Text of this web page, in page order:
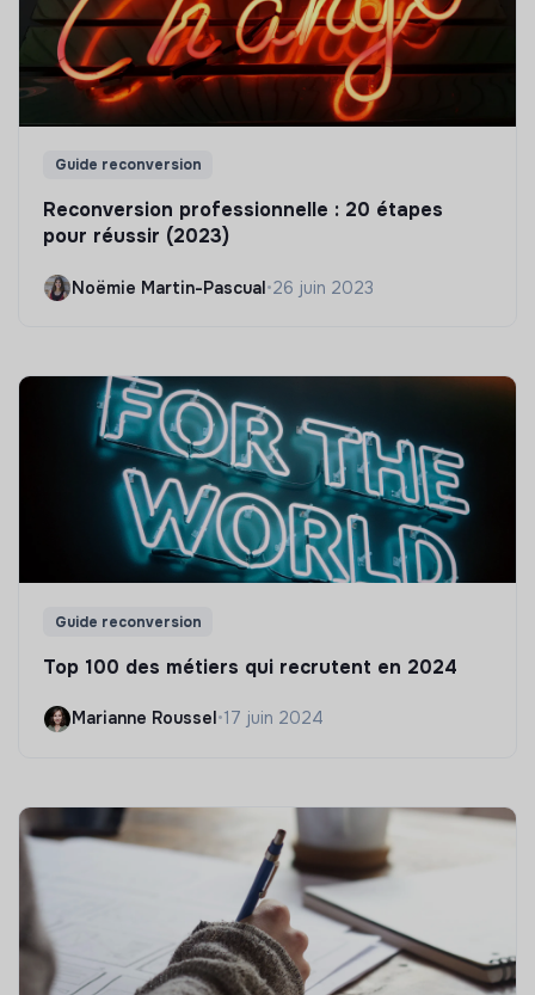
Guide reconversion
Reconversion professionnelle : 20 étapes
pour réussir (2023)
Noëmie Martin-Pascual•26 juin 2023
Guide reconversion
Top 100 des métiers qui recrutent en 2024
Marianne Roussel •17 juin 2024